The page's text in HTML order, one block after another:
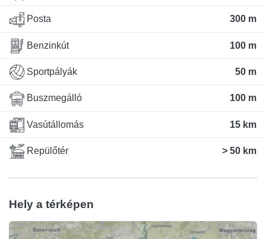
Posta 300 m
Benzinkút 100 m
Sportpályák 50 m
Buszmegálló 100 m
Vasútállomás 15 km
Repülőtér > 50 km
Hely a térképen